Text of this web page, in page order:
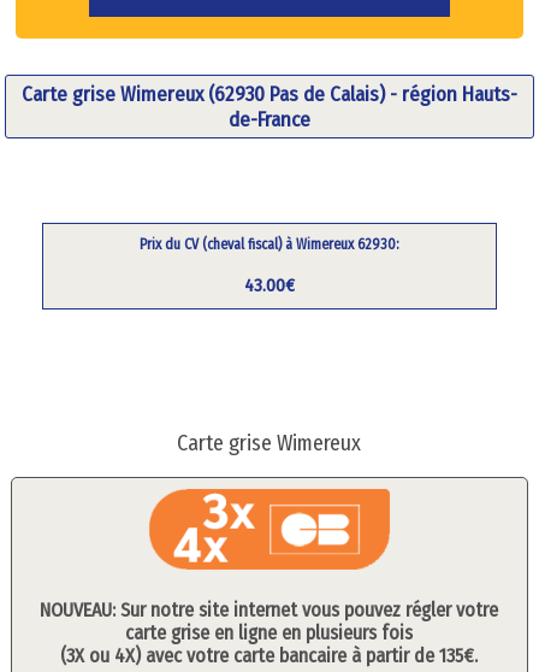
Carte grise Wimereux (62930 Pas de Calais) - région Hauts-
de-France
Prix du CV (cheval fiscal) à Wimereux 62930:
43.00€
Carte grise Wimereux
NOUVEAU: Sur notre site internet vous pouvez régler votre
carte grise en ligne en plusieurs fois
(3X ou 4X) avec votre carte bancaire à partir de 135€.